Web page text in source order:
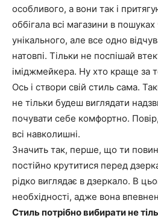
особливого, а вони так і
оббігала всі магазини в
унікального, але все одно
натовпі. Тільки не поспішай
іміджмейкера. Ну хто краще за
Ось і створи свій стиль сама.
не тільки будеш виглядати
почувати себе комфортно.
всі навколишні.
Значить так, перше, що ти
постійно крутитися перед
рідко виглядає в дзеркало. В
необхідності, адже вона
Стиль потрібно вибирати не